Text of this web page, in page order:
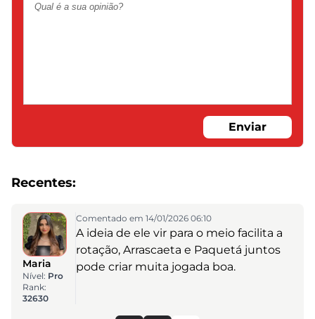
Enviar
Recentes:
Maria
Nível: Pro
Rank:
32630
Comentado em 14/01/2026 06:10
A ideia de ele vir para o meio facilita a
rotação, Arrascaeta e Paquetá juntos
pode criar muita jogada boa.